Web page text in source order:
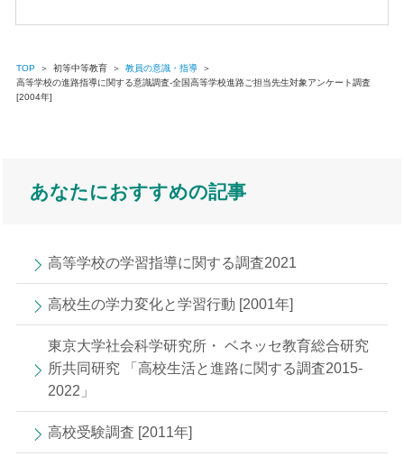
TOP ＞ 初等中等教育 ＞ 教員の意識・指導
＞
高等学校の進路指導に関する意識調査-全国高等学校進路ご担当先生対象アンケート調査
[2004年]
あなたにおすすめの記事
高等学校の学習指導に関する調査2021
高校生の学力変化と学習行動 [2001年]
東京大学社会科学研究所・ ベネッセ教育総合研究
所共同研究 「高校生活と進路に関する調査2015-
2022」
高校受験調査 [2011年]